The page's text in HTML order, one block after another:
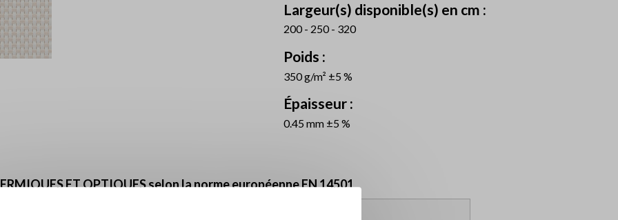
Largeur(s) disponible(s) en cm :
200 - 250 - 320
Poids :
350 g/m² ±5 %
Épaisseur :
0.45 mm ±5 %
ET OPTIQUES selon la norme européenne EN 14501